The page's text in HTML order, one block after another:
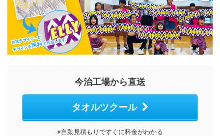
今治工場から直送
タオルツクール
※自動見積もりですぐに料金がわかる